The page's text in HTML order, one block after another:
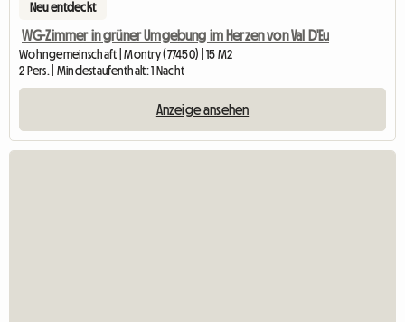
Neu entdeckt
WG-Zimmer in grüner Umgebung im Herzen von Val D'Eu
Wohngemeinschaft | Montry (77450) | 15 M2
2 Pers. | Mindestaufenthalt: 1 Nacht
Anzeige ansehen